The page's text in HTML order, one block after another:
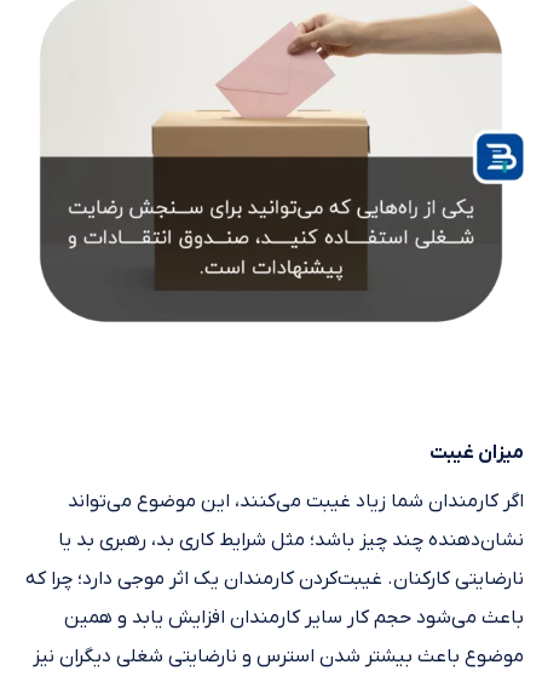
میزان غیبت
اگر کارمندان شما زیاد غیبت می‌کنند، این موضوع می‌تواند
نشان‌دهنده چند چیز باشد؛ مثل شرایط کاری بد، رهبری بد یا
نارضایتی کارکنان. غیبت‌کردن کارمندان یک اثر موجی دارد؛ چرا که
باعث می‌شود حجم کار سایر کارمندان افزایش یابد و همین
موضوع باعث بیشتر شدن استرس و نارضایتی شغلی دیگران نیز